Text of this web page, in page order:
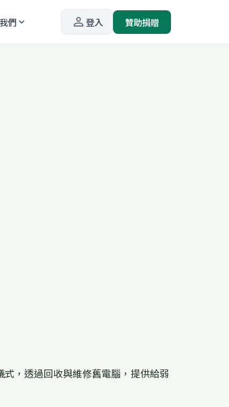
們expand_more person_outline登入 贊助捐贈
，透過回收與維修舊電腦，提供給弱